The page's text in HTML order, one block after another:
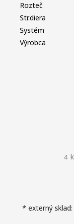
* externý
Rozteč
Str.diera
Systém
Výrobca